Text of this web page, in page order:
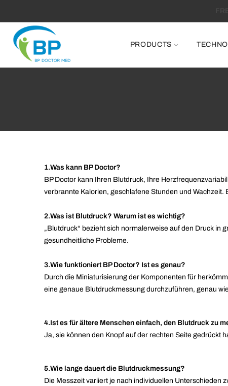
PRODUCTS
1.Was kann BP Doctor?
BP Doctor kann Ihren Blutdruck, Ihre
verbrannte Kalorien, geschlafene Stunden und
2.Was ist Blutdruck? Warum ist es wichtig?
„Blutdruck“ bezieht sich normalerweise auf den Druck in
gesundheitliche Probleme.
3.Wie funktioniert BP Doctor? Ist es genau?
Durch die Miniaturisierung der Komponenten für
eine genaue Blutdruckmessung durchzuführen, genau
4.Ist es für ältere Menschen einfach, den Blutdruck zu
Ja, sie können den Knopf auf der rechten Seite gedrückt
5.Wie lange dauert die Blutdruckmessung?
Die Messzeit variiert je nach individuellen Unterschieden